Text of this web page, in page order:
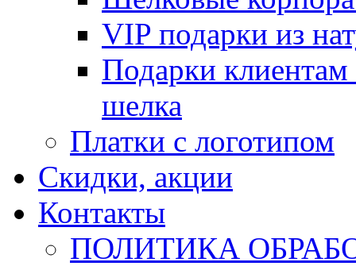
VIP подарки из
Подарки клиентам
шелка
Платки с логотипом
Скидки, акции
Контакты
ПОЛИТИКА